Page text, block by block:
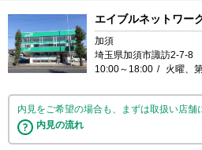
エイブルネットワー
加須
埼玉県加須市諏訪2-7-8
10:00～18:00
火曜、
内見をご希望の場合も、まずは取扱い店
内見の流れ